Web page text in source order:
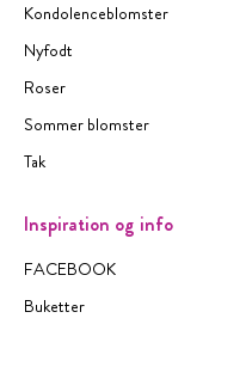
Kondolenceblomster
Nyfodt
Roser
Sommer blomster
Tak
Inspiration og info
FACEBOOK
Buketter